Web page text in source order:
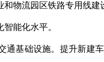
和物流园区铁路专用线
能化水平。
基础设施。提升新建